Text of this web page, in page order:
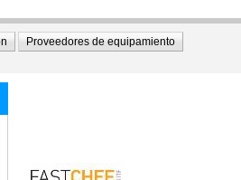
Proveedores de equipamiento